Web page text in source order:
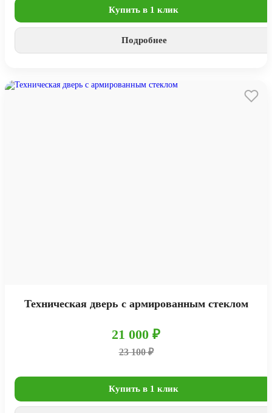
Купить в 1 клик
Подробнее
Техническая дверь с армированным стеклом
21 000 ₽
23 100 ₽
Купить в 1 клик